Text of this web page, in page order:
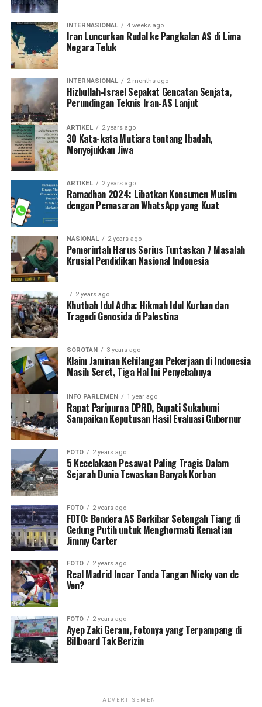
INTERNASIONAL 4 weeks ago
Iran Luncurkan Rudal ke Pangkalan AS di Lima
Negara Teluk
INTERNASIONAL 2 months ago
Hizbullah-Israel Sepakat Gencatan Senjata,
Perundingan Teknis Iran-AS Lanjut
ARTIKEL 2 years ago
30 Kata-kata Mutiara tentang Ibadah,
Menyejukkan Jiwa
ARTIKEL 2 years ago
Ramadhan 2024: Libatkan Konsumen Muslim
dengan Pemasaran WhatsApp yang Kuat
NASIONAL 2 years ago
Pemerintah Harus Serius Tuntaskan 7 Masalah
Krusial Pendidikan Nasional Indonesia
2 years ago
Khutbah Idul Adha: Hikmah Idul Kurban dan
Tragedi Genosida di Palestina
SOROTAN 3 years ago
Klaim Jaminan Kehilangan Pekerjaan di Indonesia
Masih Seret, Tiga Hal Ini Penyebabnya
INFO PARLEMEN 1 year ago
Rapat Paripurna DPRD, Bupati Sukabumi
Sampaikan Keputusan Hasil Evaluasi Gubernur
FOTO 2 years ago
5 Kecelakaan Pesawat Paling Tragis Dalam
Sejarah Dunia Tewaskan Banyak Korban
FOTO 2 years ago
FOTO: Bendera AS Berkibar Setengah Tiang di
Gedung Putih untuk Menghormati Kematian
Jimmy Carter
FOTO 2 years ago
Real Madrid Incar Tanda Tangan Micky van de
Ven?
FOTO 2 years ago
Ayep Zaki Geram, Fotonya yang Terpampang di
Billboard Tak Berizin
ADVERTISEMENT